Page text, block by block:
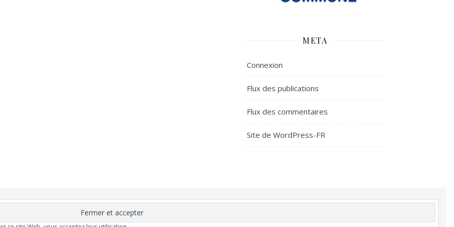
META
Connexion
Flux des publications
Flux des commentaires
Site de WordPress-FR
Moins de dépression Meilleur odorat Meilleur goût